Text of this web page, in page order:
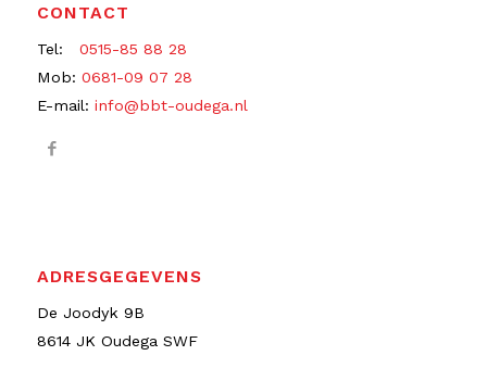
CONTACT
Tel: 0515-85 88 28
Mob: 0681-09 07 28
E-mail: info@bbt-oudega.nl
ADRESGEGEVENS
De Joodyk 9B
8614 JK Oudega SWF